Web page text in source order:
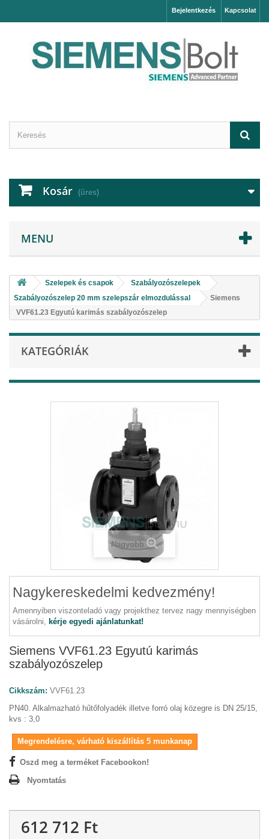
Kapcsolat
Bejelentkezés
Kosár (üres)
MENU
Szelepek és csapok
Szabályozószelepek
Szabályozószelep 20 mm szelepszár elmozdulással
Siemens
VVF61.23 Egyutú karimás szabályozószelep
KATEGÓRIÁK
Nagyobb
Nagykereskedelmi kedvezmény!
Amennyiben viszonteladó vagy projekthez tervez nagy mennyiségben
vásárolni, kérje egyedi ajánlatunkat!
Siemens VVF61.23 Egyutú karimás
szabályozószelep
Cikkszám: VVF61.23
PN40. Alkalmazható hűtőfolyadék illetve forró olaj közegre is DN 25/15,
kvs : 3,0
Megrendelésre, várható kiszállítás 5 munkanap
Oszd meg a terméket Facebookon!
Nyomtatás
612 712 Ft